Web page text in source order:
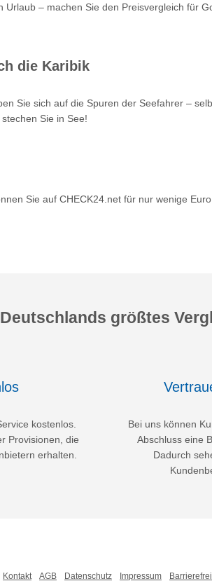
– machen Sie den Preisvergleich für
die Karibik
Sie sich auf die Spuren der Seefahrer –
Sie in See!
Sie auf CHECK24.net für nur wenige
größtes
kostenlos.
Provisionen, die
erhalten.
Bei uns können
Abschluss eine
Dadurch
Kontakt AGB Datenschutz Impressum